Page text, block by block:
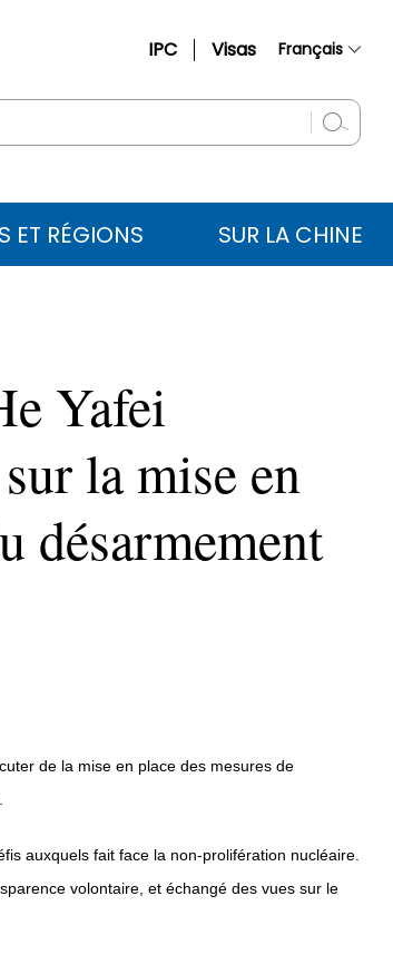
IPC Visas Français
English
عربي
ET RÉGIONS SUR LA CHINE
Yafei
la mise en
désarmement
de la mise en place des mesures de
auxquels fait face la non-prolifération nucléaire.
volontaire, et échangé des vues sur le